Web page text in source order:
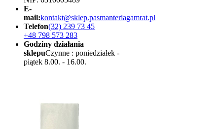
E-
mail:kontakt@sklep.pasmanteriagamrat.pl
Telefon(32) 239 73 45
+48 798 573 283
Godziny działania
sklepuCzynne : poniedziałek -
piątek 8.00. - 16.00.